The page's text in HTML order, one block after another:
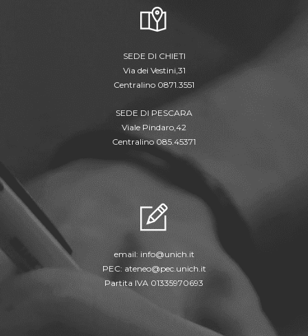
SEDE DI CHIETI
Via dei Vestini,31
Centralino 0871.3551
SEDE DI PESCARA
Viale Pindaro,42
Centralino 085.45371
email: info@unich.it
PEC: ateneo@pec.unich.it
Partita IVA 01335970693